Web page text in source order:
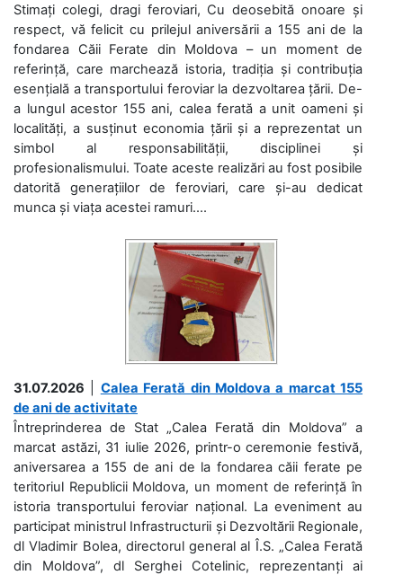
Stimați colegi, dragi feroviari, Cu deosebită onoare și
respect, vă felicit cu prilejul aniversării a 155 ani de la
fondarea Căii Ferate din Moldova – un moment de
referință, care marchează istoria, tradiția și contribuția
esențială a transportului feroviar la dezvoltarea țării. De-
a lungul acestor 155 ani, calea ferată a unit oameni și
localități, a susținut economia țării și a reprezentat un
simbol al responsabilității, disciplinei și
profesionalismului. Toate aceste realizări au fost posibile
datorită generațiilor de feroviari, care și-au dedicat
munca și viața acestei ramuri....
31.07.2026
Calea Ferată din Moldova a marcat 155
de ani de activitate
Întreprinderea de Stat „Calea Ferată din Moldova” a
marcat astăzi, 31 iulie 2026, printr-o ceremonie festivă,
aniversarea a 155 de ani de la fondarea căii ferate pe
teritoriul Republicii Moldova, un moment de referință în
istoria transportului feroviar național. La eveniment au
participat ministrul Infrastructurii și Dezvoltării Regionale,
dl Vladimir Bolea, directorul general al Î.S. „Calea Ferată
din Moldova”, dl Serghei Cotelinic, reprezentanți ai